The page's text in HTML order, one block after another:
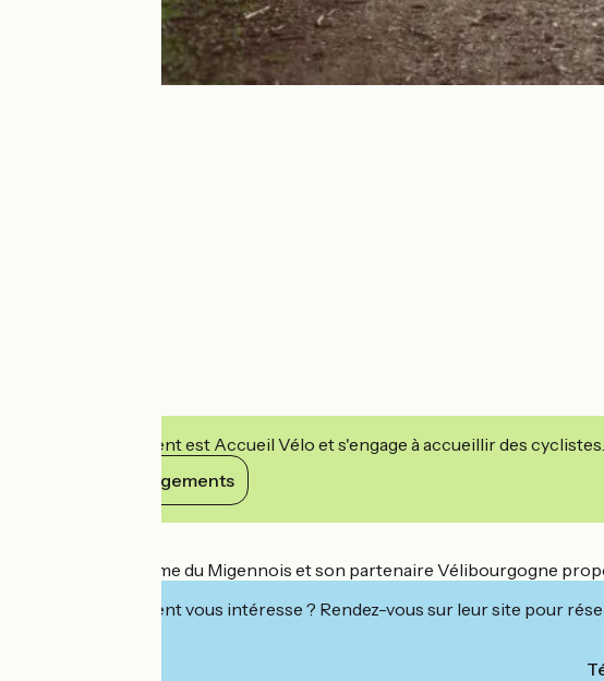
Cet établissement est Accueil Vélo et s'engage à accueillir des cyclistes.
Voir ses engagements
L'Office de Tourisme du Migennois et son partenaire Vélibourgogne
Cet établissement vous intéresse ? Rendez-vous sur leur site pour